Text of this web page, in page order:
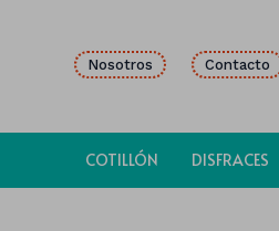
COTILLÓN DISFRACES
Nosotros Contacto